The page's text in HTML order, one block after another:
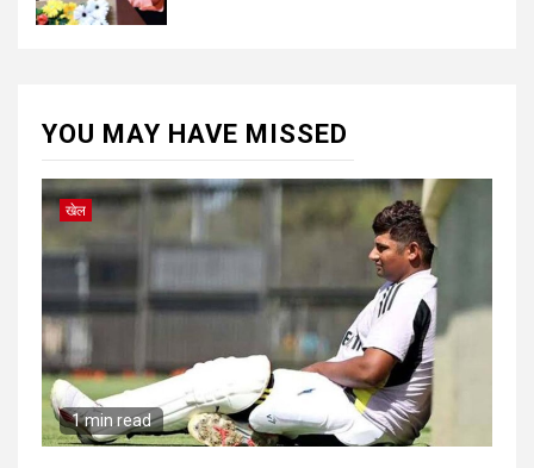
YOU MAY HAVE MISSED
खेल
1 min read